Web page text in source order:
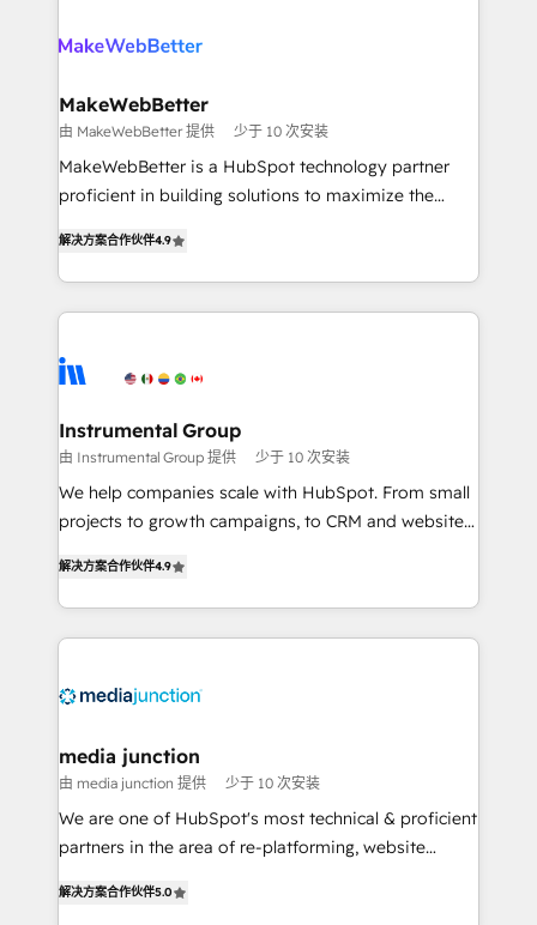
multi-region migrations to AI-powered automation,
scale. 🏆 HubSpot’s CEO called us “the partner of the
future.” Others agree it is proof of trust built through
measurable impact.
MakeWebBetter
由 MakeWebBetter 提供 少于 10 次安装
MakeWebBetter is a HubSpot technology partner
proficient in building solutions to maximize the
growing tech-enabler & facilitator, MakeWebBetter,
hands you the blend of HubSpot expertise &
eminent solutions & integrations. Trust us to
Elite Partners with 10+ years of HubSpot experience
Premier Partner 2023 🌟5 HubSpot Accreditations 🌟
Won HubSpot Theme Challenge 2021 🌟INBOUND’19
HubSpot Rising Star Why us? Harnessing the full
potential of the powerful HubSpot CRM. ✔️A team of
HubSpot experience ✔️Flexible pricing models —
Hourly-fee (assigned one Dedicated HubSpot
requirement). ✔️Helped over 25,000+ customers so
解决方案合作伙伴4.9
Instrumental Group
由 Instrumental Group 提供 少于 10 次安装
We help companies scale with HubSpot. From small
projects to growth campaigns, to CRM and websites.
HubSpot and willing to work hand-in-hand with your
team to simplify the complex and build a better
experience for your team and customers.
解决方案合作伙伴4.9
media junction
由 media junction 提供 少于 10 次安装
We are one of HubSpot's most technical & proficient
partners in the area of re-platforming, website
implementations for mid-market & enterprise
解决方案合作伙伴5.0